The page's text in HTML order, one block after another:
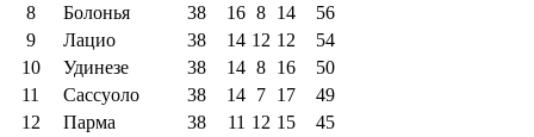
8
Болонья 38 16 8 14
56
9
Лацио 38 14 12 12
54
10
Удинезе 38 14 8 16
50
11
Сассуоло 38 14 7 17
49
12
Парма 38 11 12 15
45